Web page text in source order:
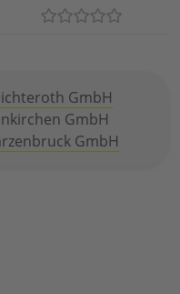
GmbH
GmbH
GmbH